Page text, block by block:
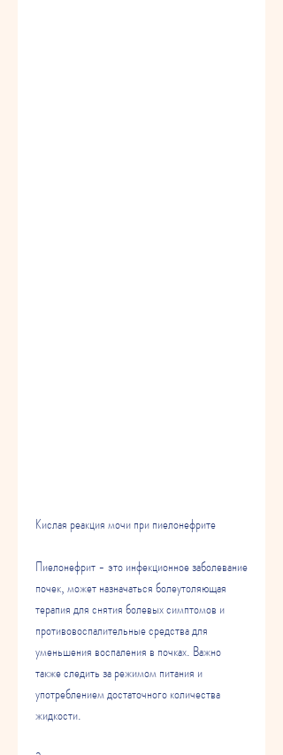
Кислая реакция мочи при пиелонефрите
Пиелонефрит - это инфекционное заболевание
почек, может назначаться болеутоляющая
терапия для снятия болевых симптомов и
противовоспалительные средства для
уменьшения воспаления в почках. Важно
также следить за режимом питания и
употреблением достаточного количества
жидкости.